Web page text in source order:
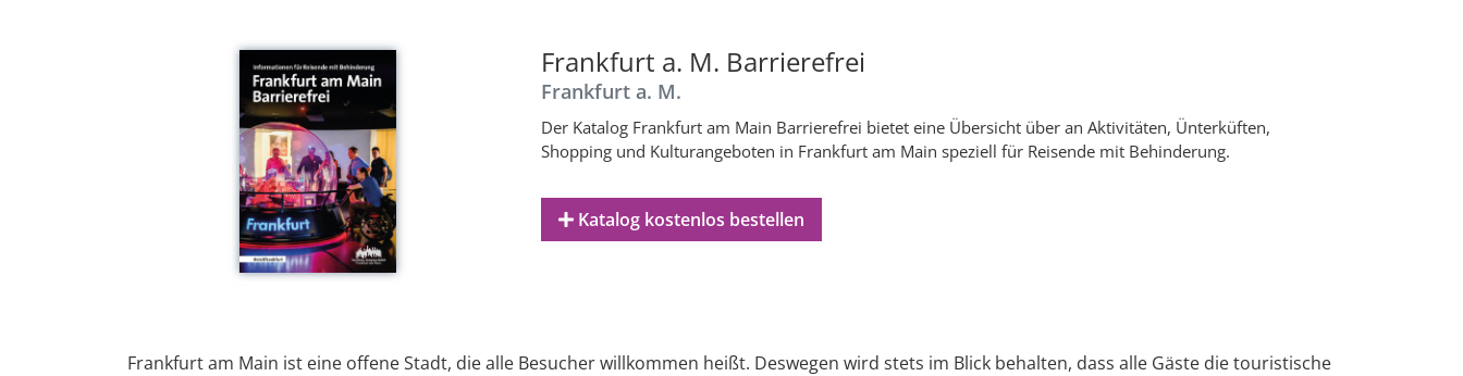
Frankfurt a. M. Barrierefrei
Frankfurt a. M.
Der Katalog Frankfurt am Main Barrierefrei bietet eine Übersicht über an Aktivitäten, Ünterküften,
Shopping und Kulturangeboten in Frankfurt am Main speziell für Reisende mit Behinderung.
Katalog kostenlos bestellen
Frankfurt am Main ist eine offene Stadt, die alle Besucher willkommen heißt. Deswegen wird stets im Blick behalten, dass alle Gäste die touristische